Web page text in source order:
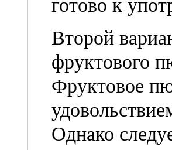
готово к
Второй
фруктового
Фруктовое
Однако